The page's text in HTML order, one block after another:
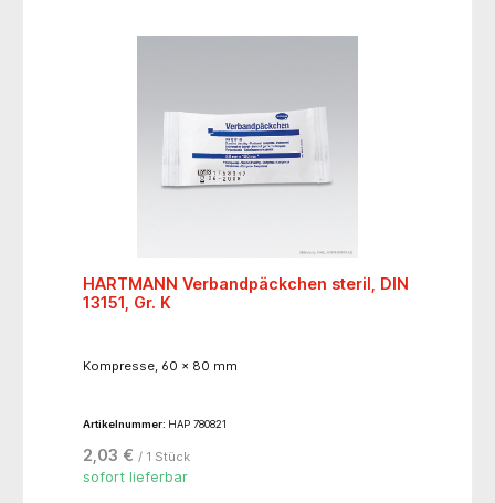
HARTMANN Verbandpäckchen steril, DIN
13151, Gr. K
Kompresse, 60 x 80 mm
Artikelnummer: HAP 780821
2,03 € / 1 Stück
sofort lieferbar